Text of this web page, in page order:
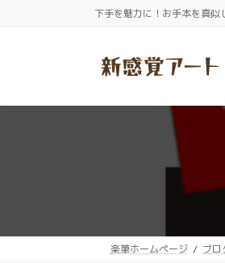
下手を魅力に！お手本を真
楽筆ホームページ ブロ